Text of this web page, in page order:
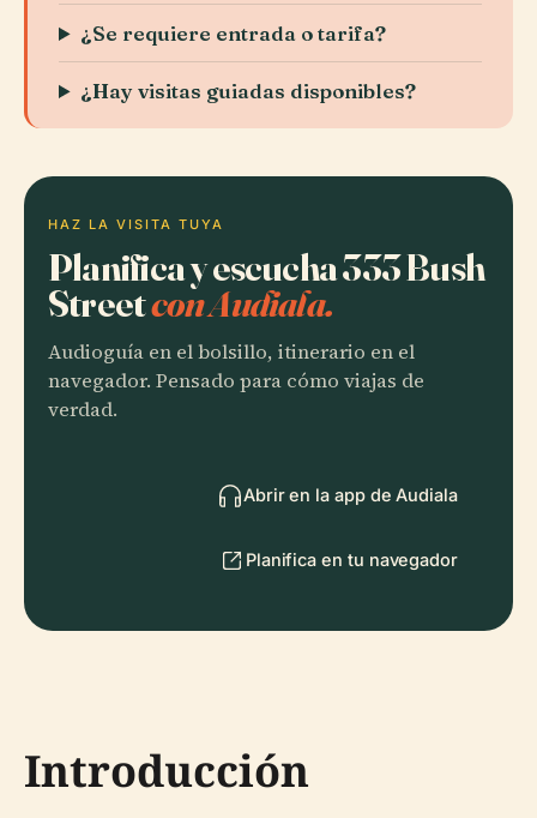
¿Se requiere entrada o tarifa?
¿Hay visitas guiadas disponibles?
HAZ LA VISITA TUYA
Planifica y escucha 333 Bush
Streetcon Audiala.
Audioguía en el bolsillo, itinerario en el
navegador. Pensado para cómo viajas de
verdad.
Abrir en la app de Audiala
Planifica en tu navegador
Introducción